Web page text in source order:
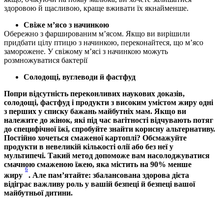
здоровою й щасливою, краще вживати їх якнайменше.
Свіже м’ясо з начинкою
Обережно з фаршированим м’ясом. Якщо ви вирішили
придбати цілу птицю з начинкою, переконайтеся, що м’ясо
заморожене. У свіжому м’ясі з начинкою можуть
розмножуватися бактерії
Солодощі, вуглеводи й фастфуд
Попри відсутність переконливих наукових доказів,
солодощі, фастфуд і продукти з високим умістом жиру одні
з перших у списку бажань майбутніх мам. Якщо ви
належите до жінок, які під час вагітності відчувають потяг
до специфічної їжі, спробуйте знайти корисну альтернативу.
Постійно хочеться смаженої картоплі? Обсмажуйте
продукти в невеликій кількості олії або без неї у
мультипечі. Такий метод допоможе вам насолоджуватися
смачною смаженою їжею, яка містить на 90% менше
жиру
6
. Але пам’ятайте: збалансована здорова дієта
відіграє важливу роль у вашій безпеці й безпеці вашої
майбутньої дитини.